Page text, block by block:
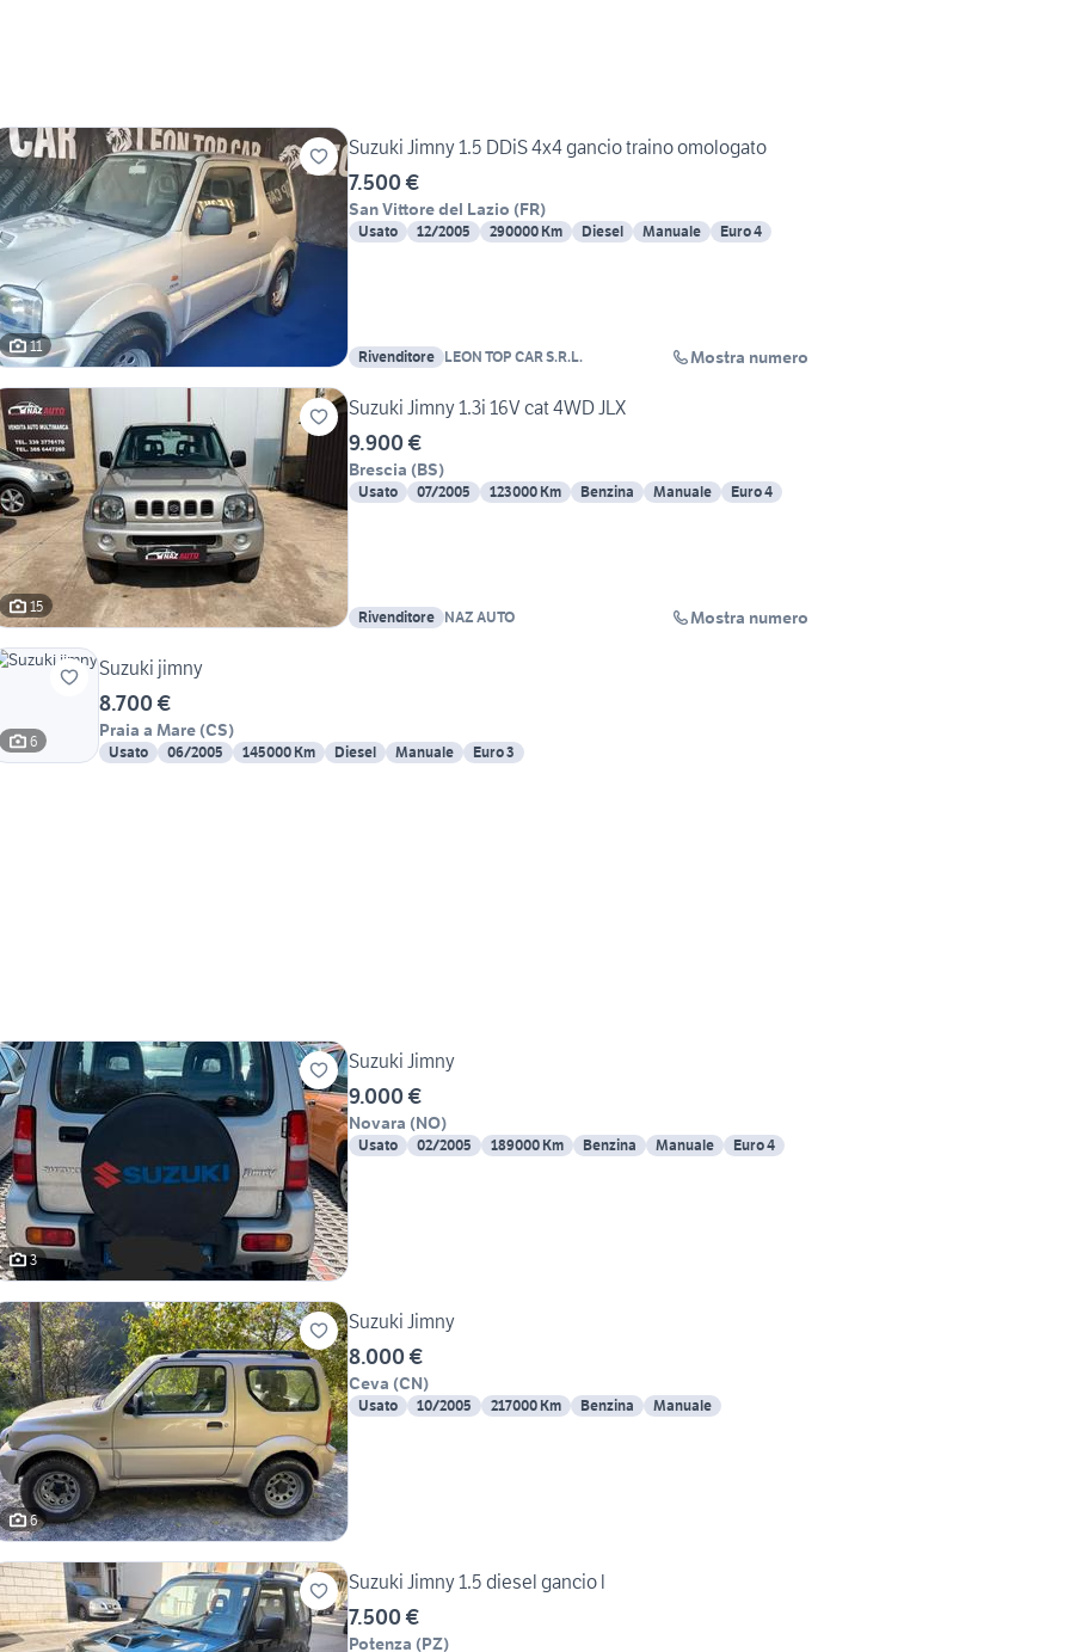
11
Suzuki Jimny 1.5 DDiS 4x4 gancio traino omologato
7.500 €
San Vittore del Lazio (FR)
Usato 12/2005 290000 Km Diesel Manuale Euro 4
Rivenditore LEON TOP CAR S.R.L. Mostra numero
15
Suzuki Jimny 1.3i 16V cat 4WD JLX
9.900 €
Brescia (BS)
Usato 07/2005 123000 Km Benzina Manuale Euro 4
Rivenditore NAZ AUTO Mostra numero
6
Suzuki jimny
8.700 €
Praia a Mare (CS)
Usato 06/2005 145000 Km Diesel Manuale Euro 3
3
Suzuki Jimny
9.000 €
Novara (NO)
Usato 02/2005 189000 Km Benzina Manuale Euro 4
6
Suzuki Jimny
8.000 €
Ceva (CN)
Usato 10/2005 217000 Km Benzina Manuale
Suzuki Jimny 1.5 diesel gancio l
7.500 €
Potenza (PZ)